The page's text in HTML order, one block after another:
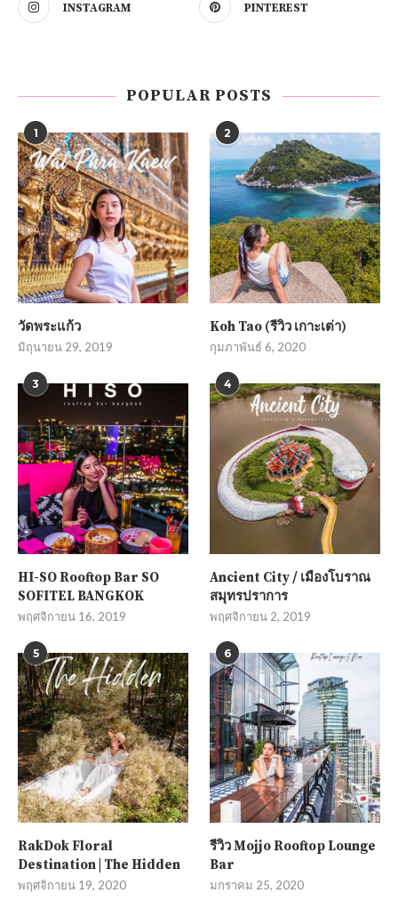
INSTAGRAM PINTEREST
POPULAR POSTS
1
วัดพระแก้ว
มิถุนายน 29, 2019
2
Koh Tao (รีวิว เกาะเต่า)
กุมภาพันธ์ 6, 2020
3
HI-SO Rooftop Bar SO
SOFITEL BANGKOK
พฤศจิกายน 16, 2019
4
Ancient City / เมืองโบราณ
สมุทรปราการ
พฤศจิกายน 2, 2019
5
RakDok Floral
Destination | The Hidden
พฤศจิกายน 19, 2020
6
รีวิว Mojjo Rooftop Lounge
Bar
มกราคม 25, 2020